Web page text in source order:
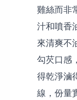
雞絲而非
汁和噴香
來清爽不
勾芡口感
得乾淨滷
線，份量